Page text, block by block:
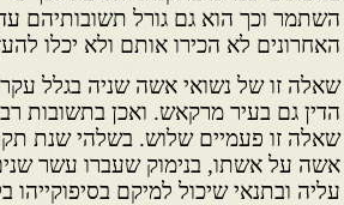
השתמר וכך הוא גם גורל תשובותיהם
האחרונים לא הכירו אותם ולא יכלו
שאלה זו של נשואי אשה שניה בגלל
הדין גם בעיר מרקאש. ואכן בתשובות
שאלה זו פעמיים שלוש. בשלהי שנת
אשה על אשתו, בנימוק שעברו עשר
עליה ובתנאי שיכול למיקם בסיפוקייהו